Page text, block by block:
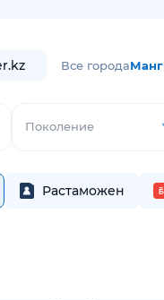
Все города
Поколение
Растаможен